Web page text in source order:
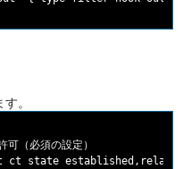
。
（必須の設定）
state established,related